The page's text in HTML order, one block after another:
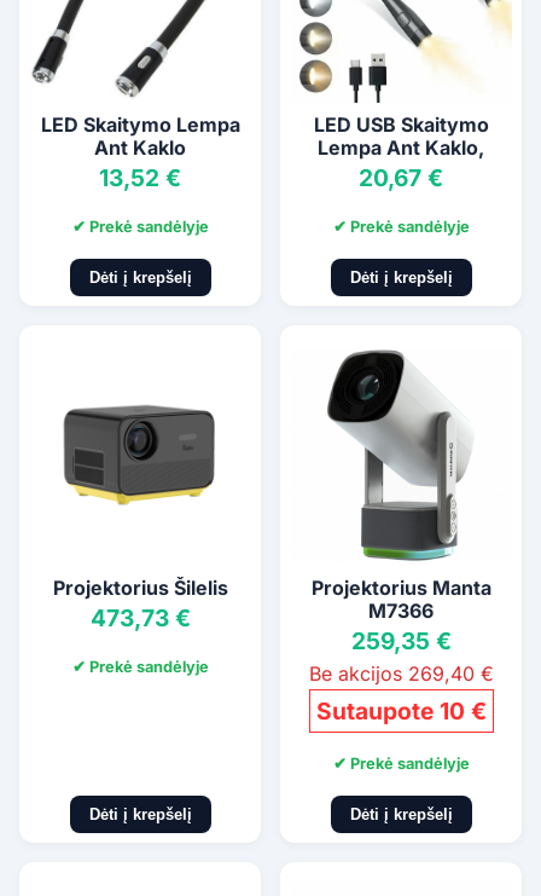
LED Skaitymo Lempa
Ant Kaklo
13,52 €
✔ Prekė sandėlyje
Dėti į krepšelį
LED USB Skaitymo
Lempa Ant Kaklo,
20,67 €
✔ Prekė sandėlyje
Dėti į krepšelį
Projektorius Šilelis
473,73 €
✔ Prekė sandėlyje
Dėti į krepšelį
Projektorius Manta
M7366
259,35 €
Be akcijos 269,40 €
Sutaupote 10 €
✔ Prekė sandėlyje
Dėti į krepšelį